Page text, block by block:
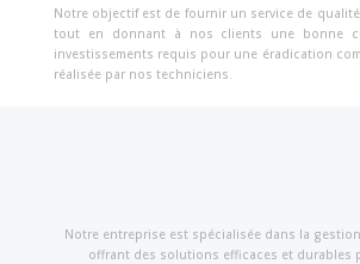
Notre objectif est de fournir un service de
tout en donnant à nos clients une bonne
investissements requis pour une éradication
réalisée par nos techniciens.
Notre entreprise est spécialisée dans la
offrant des solutions efficaces et durables